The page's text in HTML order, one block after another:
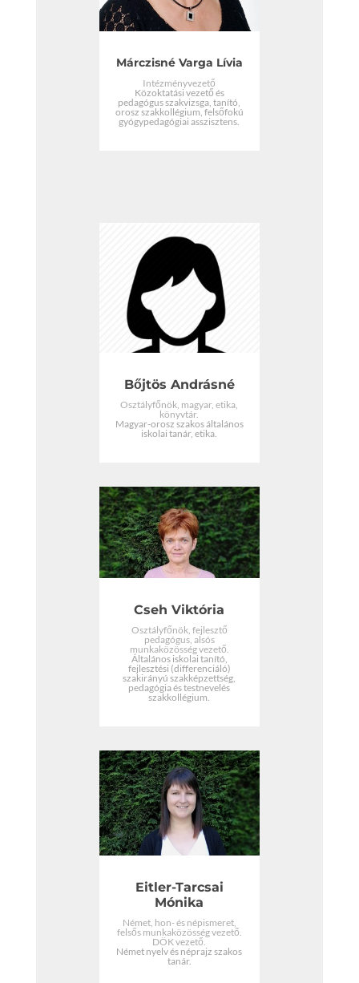
Márczisné Varga Lívia
Intézményvezető
Közoktatási vezető és
pedagógus szakvizsga, tanító,
orosz szakkollégium, felsőfokú
gyógypedagógiai asszisztens.
Bőjtös Andrásné
Osztályfőnök, magyar, etika,
könyvtár.
Magyar-orosz szakos általános
iskolai tanár, etika.
Cseh Viktória
Osztályfőnök, fejlesztő
pedagógus, alsós
munkaközösség vezető.
Általános iskolai tanító,
fejlesztési (differenciáló)
szakirányú szakképzettség,
pedagógia és testnevelés
szakkollégium.
Eitler-Tarcsai
Mónika
Német, hon- és népismeret,
felsős munkaközösség vezető.
DÖK vezető.
Német nyelv és néprajz szakos
tanár.